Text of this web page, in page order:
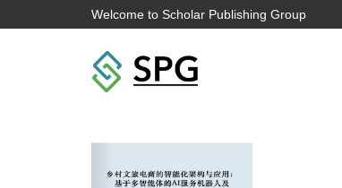
Welcome to Scholar Publishing Group